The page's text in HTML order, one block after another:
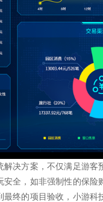
决方案，不仅满足游
全，如非强制性的保
终的项目验收，小游科